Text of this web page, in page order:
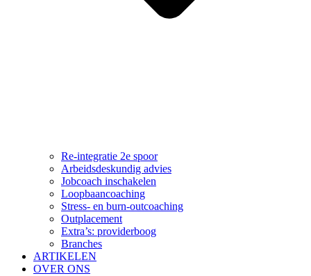
Re-integratie 2e spoor
Arbeidsdeskundig advies
Jobcoach inschakelen
Loopbaancoaching
Stress- en burn-outcoaching
Outplacement
Extra’s: providerboog
Branches
ARTIKELEN
OVER ONS